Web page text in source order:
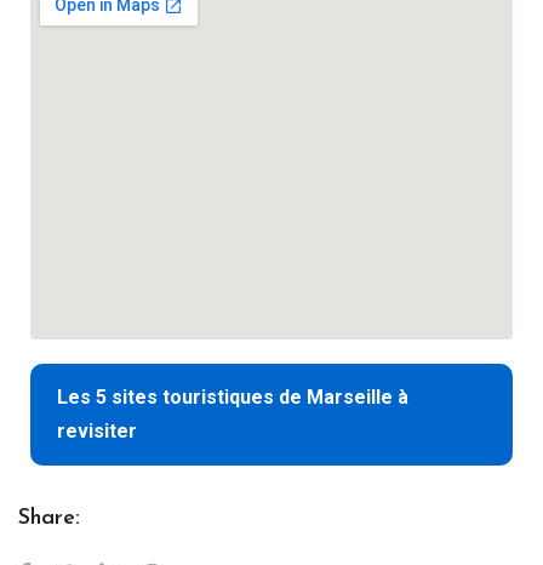
Les 5 sites touristiques de Marseille à
revisiter
Share: